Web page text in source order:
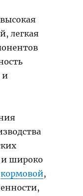
легкая
и
и широко
кормовой,